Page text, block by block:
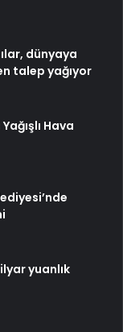
dünyaya
talep yağıyor
Hava
yuanlık